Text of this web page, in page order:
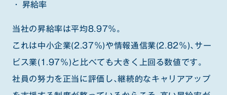
昇給率
当社の昇給率は平均8.97％。
これは中小企業(2.37％)や情報通信業(2.82％)、サー
ビス業(1.97％)と比べても大きく上回る数値です。
社員の努力を正当に評価し、継続的なキャリアアップ